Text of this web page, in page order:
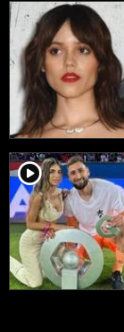
player2